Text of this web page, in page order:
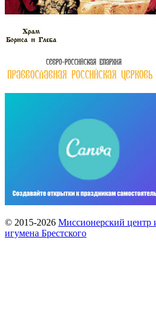
© 2015-2026 Миссионерский центр
игумена Брестского